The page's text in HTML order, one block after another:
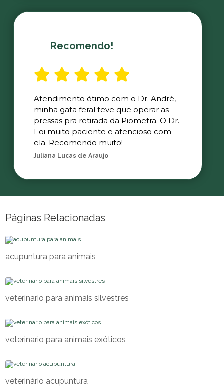
Recomendo!
Atendimento ótimo com o Dr. André,
minha gata feral teve que operar as
pressas pra retirada da Piometra. O Dr.
Foi muito paciente e atencioso com
ela. Recomendo muito!
Juliana Lucas de Araujo
Páginas Relacionadas
acupuntura para animais
veterinario para animais silvestres
veterinario para animais exóticos
veterinário acupuntura